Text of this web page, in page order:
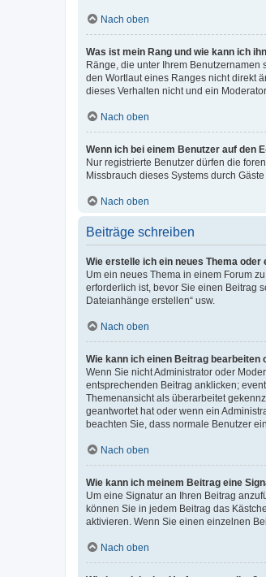
Nach oben
Was ist mein Rang und wie kann ich
Ränge, die unter Ihrem
den Wortlaut eines Ranges nicht direkt
dieses Verhalten nicht und ein
Nach oben
Wenn ich bei einem Benutzer auf den
Nur registrierte Benutzer dürfen die
Missbrauch dieses Systems durch Gäste
Nach oben
Beiträge schreiben
Wie erstelle ich ein neues Thema oder
Um ein neues Thema in einem Forum
erforderlich ist, bevor Sie einen Beitrag
Dateianhänge erstellen“ usw.
Nach oben
Wie kann ich einen Beitrag bearbeiten
Wenn Sie nicht Administrator oder
entsprechenden Beitrag anklicken;
Themenansicht als überarbeitet
geantwortet hat oder wenn ein
beachten Sie, dass normale Benutzer
Nach oben
Wie kann ich meinem Beitrag eine
Um eine Signatur an Ihren Beitrag
können Sie in jedem Beitrag das
aktivieren. Wenn Sie einen einzelnen
Nach oben